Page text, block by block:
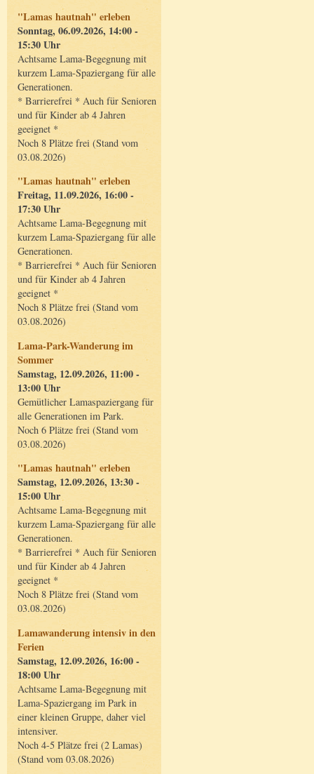
"Lamas hautnah" erleben
Sonntag, 06.09.2026, 14:00 -
15:30 Uhr
Achtsame Lama-Begegnung mit
kurzem Lama-Spaziergang für alle
Generationen.
* Barrierefrei * Auch für Senioren
und für Kinder ab 4 Jahren
geeignet *
Noch 8 Plätze frei (Stand vom
03.08.2026)
"Lamas hautnah" erleben
Freitag, 11.09.2026, 16:00 -
17:30 Uhr
Achtsame Lama-Begegnung mit
kurzem Lama-Spaziergang für alle
Generationen.
* Barrierefrei * Auch für Senioren
und für Kinder ab 4 Jahren
geeignet *
Noch 8 Plätze frei (Stand vom
03.08.2026)
Lama-Park-Wanderung im
Sommer
Samstag, 12.09.2026, 11:00 -
13:00 Uhr
Gemütlicher Lamaspaziergang für
alle Generationen im Park.
Noch 6 Plätze frei (Stand vom
03.08.2026)
"Lamas hautnah" erleben
Samstag, 12.09.2026, 13:30 -
15:00 Uhr
Achtsame Lama-Begegnung mit
kurzem Lama-Spaziergang für alle
Generationen.
* Barrierefrei * Auch für Senioren
und für Kinder ab 4 Jahren
geeignet *
Noch 8 Plätze frei (Stand vom
03.08.2026)
Lamawanderung intensiv in den
Ferien
Samstag, 12.09.2026, 16:00 -
18:00 Uhr
Achtsame Lama-Begegnung mit
Lama-Spaziergang im Park in
einer kleinen Gruppe, daher viel
intensiver.
Noch 4-5 Plätze frei (2 Lamas)
(Stand vom 03.08.2026)